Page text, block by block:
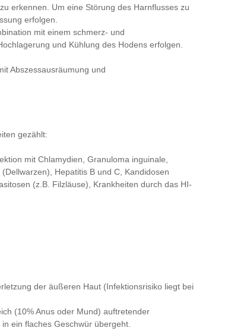
erkennen. Um eine Störung des Harnflusses zu
erfolgen.
mit einem schmerz- und
und Kühlung des Hodens erfolgen.
Abszessausräumung und
gezählt:
mit Chlamydien, Granuloma inguinale,
Hepatitis B und C, Kandidosen
(z.B. Filzläuse), Krankheiten durch das HI-
der äußeren Haut (Infektionsrisiko liegt bei
(10% Anus oder Mund) auftretender
ein flaches Geschwür übergeht.